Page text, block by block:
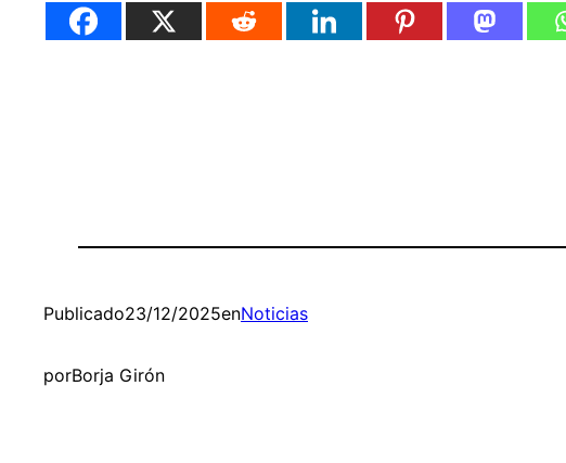
Publicado23/12/2025enNoticias
porBorja Girón